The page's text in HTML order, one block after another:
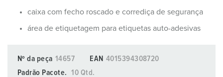
caixa com fecho roscado e corrediça de segurança
área de etiquetagem para etiquetas auto-adesivas
Nº da peça 14657 EAN 4015394308720
Padrão Pacote.
10 Qtd.